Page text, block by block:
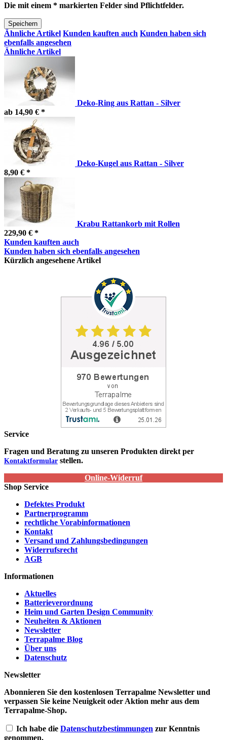
Die mit einem * markierten Felder sind Pflichtfelder.
Speichern
Ähnliche Artikel Kunden kauften auch Kunden haben sich
ebenfalls angesehen
Ähnliche Artikel
Deko-Ring aus Rattan - Silver
ab 14,90 € *
Deko-Kugel aus Rattan - Silver
8,90 € *
Krabu Rattankorb mit Rollen
229,90 € *
Kunden kauften auch
Kunden haben sich ebenfalls angesehen
Kürzlich angesehene Artikel
Service
Fragen und Beratung zu unseren Produkten direkt per
Kontaktformular stellen.
Online-Widerruf
Shop Service
Defektes Produkt
Partnerprogramm
rechtliche Vorabinformationen
Kontakt
Versand und Zahlungsbedingungen
Widerrufsrecht
AGB
Informationen
Aktuelles
Batterieverordnung
Heim und Garten Design Community
Neuheiten & Aktionen
Newsletter
Terrapalme Blog
Über uns
Datenschutz
Newsletter
Abonnieren Sie den kostenlosen Terrapalme Newsletter und
verpassen Sie keine Neuigkeit oder Aktion mehr aus dem
Terrapalme-Shop.
Ich habe die Datenschutzbestimmungen zur Kenntnis
genommen.